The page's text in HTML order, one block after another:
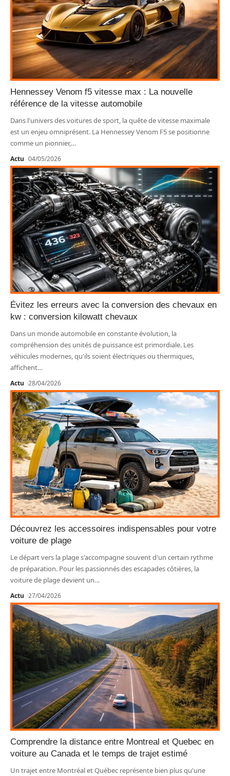
Hennessey Venom f5 vitesse max : La nouvelle
référence de la vitesse automobile
Dans l'univers des voitures de sport, la quête de vitesse maximale
est un enjeu omniprésent. La Hennessey Venom F5 se positionne
comme un pionnier,…
Actu 04/05/2026
Évitez les erreurs avec la conversion des chevaux en
kw : conversion kilowatt chevaux
Dans un monde automobile en constante évolution, la
compréhension des unités de puissance est primordiale. Les
véhicules modernes, qu'ils soient électriques ou thermiques,
affichent…
Actu 28/04/2026
Découvrez les accessoires indispensables pour votre
voiture de plage
Le départ vers la plage s'accompagne souvent d'un certain rythme
de préparation. Pour les passionnés des escapades côtières, la
voiture de plage devient un…
Actu 27/04/2026
Comprendre la distance entre Montreal et Quebec en
voiture au Canada et le temps de trajet estimé
Un trajet entre Montréal et Québec représente bien plus qu'une